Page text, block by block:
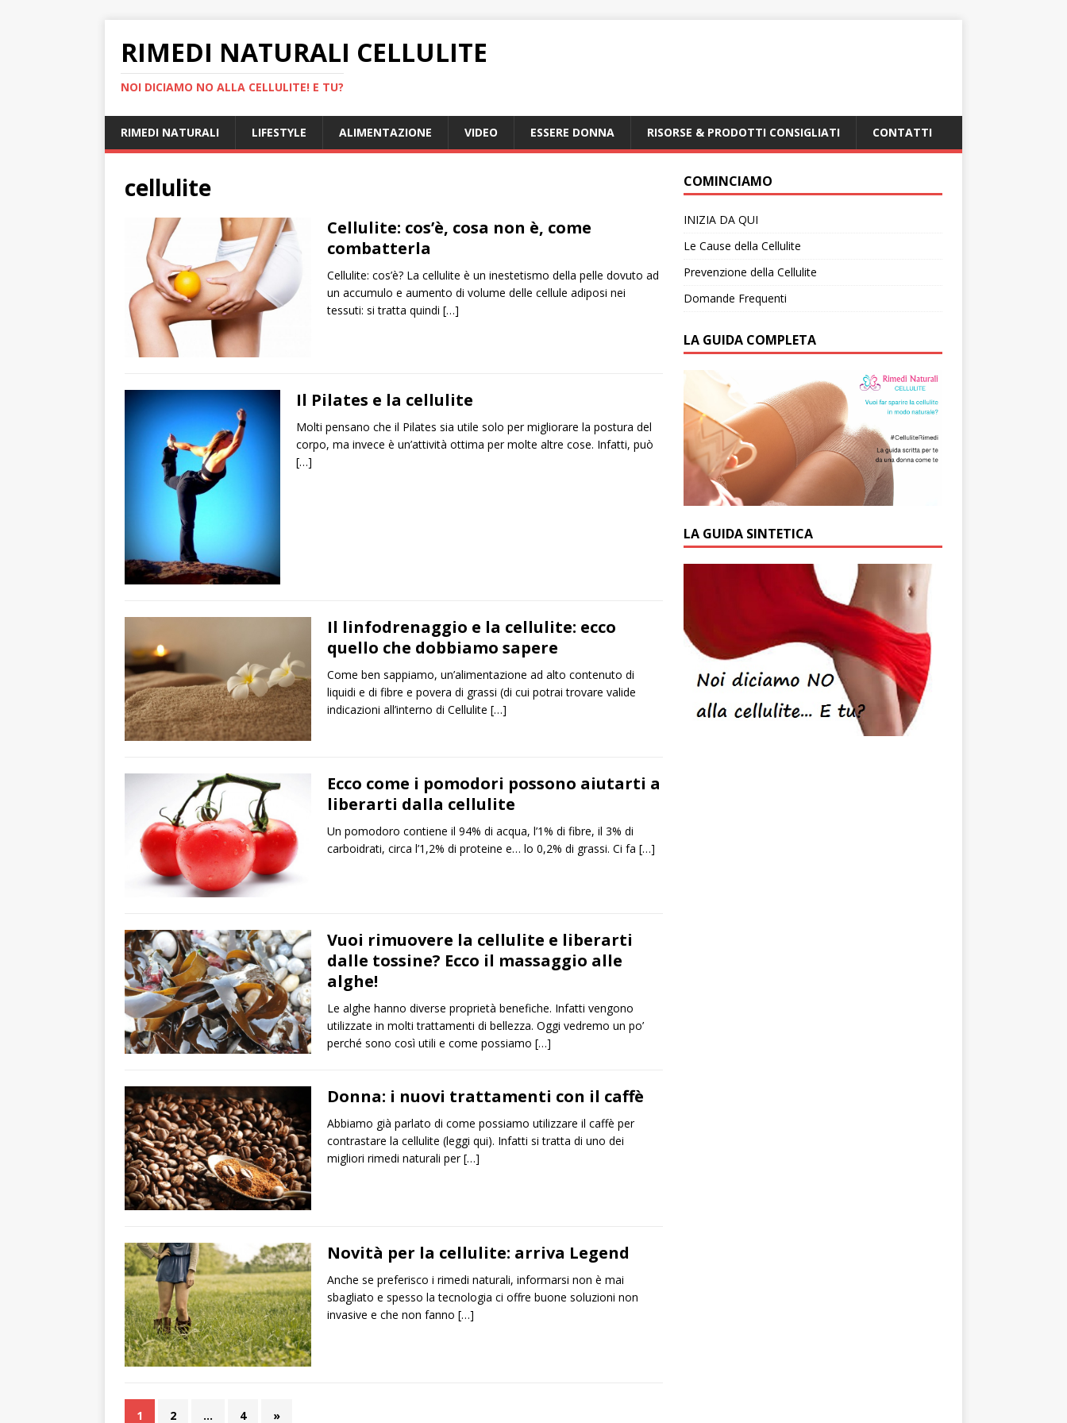
RIMEDI NATURALI CELLULITE
NOI DICIAMO NO ALLA CELLULITE! E TU?
RIMEDI NATURALI LIFESTYLE ALIMENTAZIONE VIDEO ESSERE DONNA RISORSE & PRODOTTI CONSIGLIATI CONTATTI
cellulite
Cellulite: cos’è, cosa non è, come
combatterla
Cellulite: cos’è? La cellulite è un inestetismo della pelle dovuto ad
un accumulo e aumento di volume delle cellule adiposi nei
tessuti: si tratta quindi […]
Il Pilates e la cellulite
Molti pensano che il Pilates sia utile solo per migliorare la postura del
corpo, ma invece è un’attività ottima per molte altre cose. Infatti, può
[…]
Il linfodrenaggio e la cellulite: ecco
quello che dobbiamo sapere
Come ben sappiamo, un’alimentazione ad alto contenuto di
liquidi e di fibre e povera di grassi (di cui potrai trovare valide
indicazioni all’interno di Cellulite […]
Ecco come i pomodori possono aiutarti a
liberarti dalla cellulite
Un pomodoro contiene il 94% di acqua, l’1% di fibre, il 3% di
carboidrati, circa l’1,2% di proteine e… lo 0,2% di grassi. Ci fa […]
Vuoi rimuovere la cellulite e liberarti
dalle tossine? Ecco il massaggio alle
alghe!
Le alghe hanno diverse proprietà benefiche. Infatti vengono
utilizzate in molti trattamenti di bellezza. Oggi vedremo un po’
perché sono così utili e come possiamo […]
Donna: i nuovi trattamenti con il caffè
Abbiamo già parlato di come possiamo utilizzare il caffè per
contrastare la cellulite (leggi qui). Infatti si tratta di uno dei
migliori rimedi naturali per[…]
Novità per la cellulite: arriva Legend
Anche se preferisco i rimedi naturali, informarsi non è mai
sbagliato e spesso la tecnologia ci offre buone soluzioni non
invasive e che non fanno […]
1 2 … 4 »
COMINCIAMO
INIZIA DA QUI
Le Cause della Cellulite
Prevenzione della Cellulite
Domande Frequenti
LA GUIDA COMPLETA
LA GUIDA SINTETICA